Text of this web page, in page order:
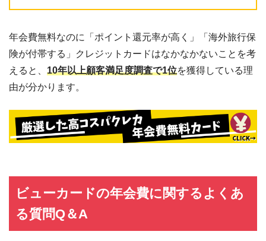
年会費無料なのに「ポイント還元率が高く」「海外旅行保
険が付帯する」クレジットカードはなかなかないことを考
えると、 10年以上顧客満足度調査で1位を獲得している理
由が分かります。
ビューカードの年会費に関するよくあ
る質問Q＆A